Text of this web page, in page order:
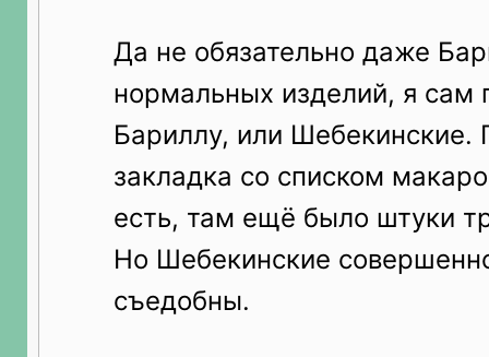
Да не обязательно даже
нормальных изделий, я сам
Бариллу, или Шебекинские.
закладка со списком
есть, там ещё было штуки
Но Шебекинские
съедобны.